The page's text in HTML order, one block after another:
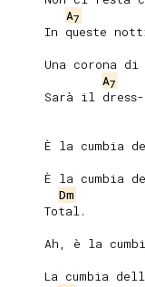
A7
A7
Dm